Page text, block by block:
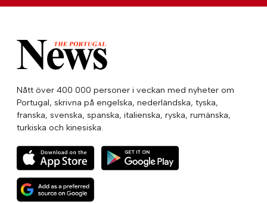
Nått över 400 000 personer i veckan med nyheter om
Portugal, skrivna på engelska, nederländska, tyska,
franska, svenska, spanska, italienska, ryska, rumänska,
turkiska och kinesiska.